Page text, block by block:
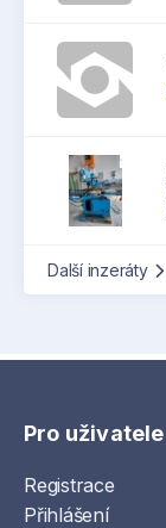
Další inzeráty
Pro uživatele
Registrace
Přihlášení